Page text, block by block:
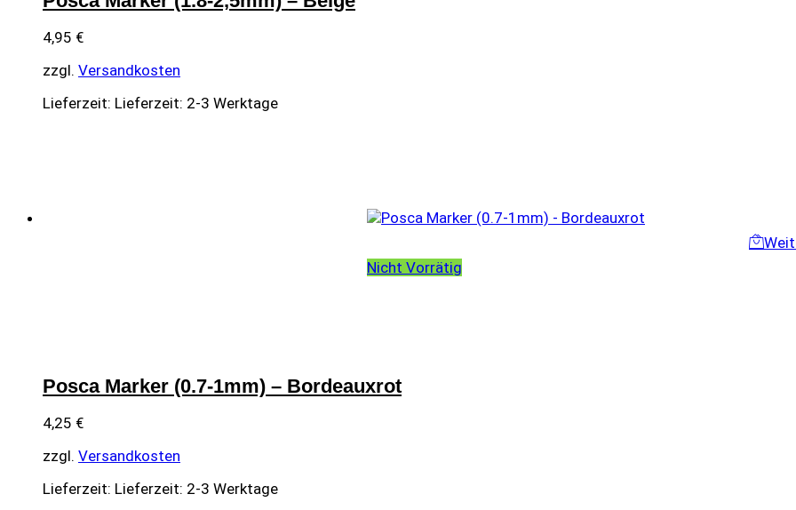
4,95 €
zzgl. Versandkosten
Lieferzeit: Lieferzeit: 2-3 Werktage
Nicht Vorrätig
Posca Marker (0.7-1mm) – Bordeauxrot
4,25 €
zzgl. Versandkosten
Lieferzeit: Lieferzeit: 2-3 Werktage